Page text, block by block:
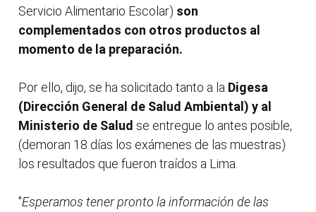
Servicio Alimentario Escolar) son
complementados con otros productos al
momento de la preparación.
Por ello, dijo, se ha solicitado tanto a la Digesa
(Dirección General de Salud Ambiental) y al
Ministerio de Salud se entregue lo antes posible,
(demoran 18 días los exámenes de las muestras)
los resultados que fueron traídos a Lima.
"Esperamos tener pronto la información de las